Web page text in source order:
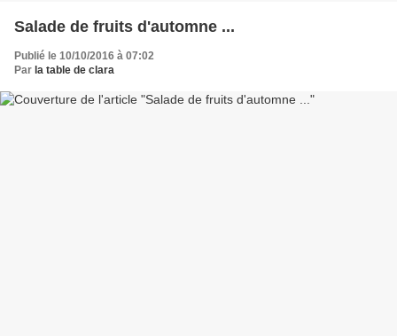
Salade de fruits d'automne ...
Publié le 10/10/2016 à 07:02
Par la table de clara